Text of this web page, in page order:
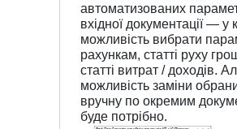
автоматизованих
вхідної документації — у
можливість вибрати
рахункам, статті руху
статті витрат / доходів.
можливість заміни
вручну по окремим
буде потрібно.